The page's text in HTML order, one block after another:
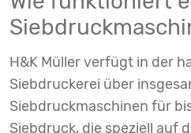
H&K Müller verfügt in der
Siebdruckerei über
Siebdruckmaschinen für
Siebdruck, die speziell auf